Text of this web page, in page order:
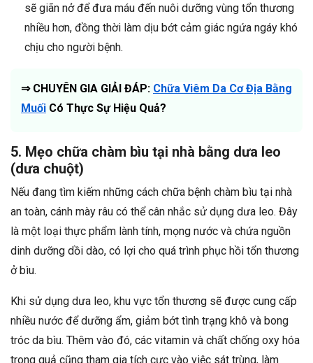
sẽ giãn nở để đưa máu đến nuôi dưỡng vùng tổn thương
nhiều hơn, đồng thời làm dịu bớt cảm giác ngứa ngáy khó
chịu cho người bệnh.
⇒ CHUYÊN GIA GIẢI ĐÁP: Chữa Viêm Da Cơ Địa Bằng
Muối Có Thực Sự Hiệu Quả?
5. Mẹo chữa chàm bìu tại nhà bằng dưa leo
(dưa chuột)
Nếu đang tìm kiếm những cách chữa bệnh chàm bìu tại nhà
an toàn, cánh mày râu có thể cân nhắc sử dụng dưa leo. Đây
là một loại thực phẩm lành tính, mọng nước và chứa nguồn
dinh dưỡng dồi dào, có lợi cho quá trình phục hồi tổn thương
ở bìu.
Khi sử dụng dưa leo, khu vực tổn thương sẽ được cung cấp
nhiều nước để dưỡng ẩm, giảm bớt tình trạng khô và bong
tróc da bìu. Thêm vào đó, các vitamin và chất chống oxy hóa
trong quả cũng tham gia tích cực vào việc sát trùng, làm